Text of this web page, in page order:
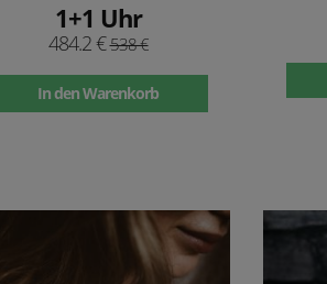
1+1 Uhr
484.2 €538 €
In den Warenkorb